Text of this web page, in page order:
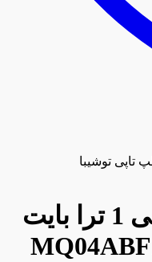
1 ترا بایت لپ تاپی توشیبا
هارد دیسک 2.5 اینچی 1 ترا بایت